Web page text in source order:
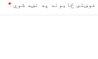
غوښتى ځایونه په نښه شوي *